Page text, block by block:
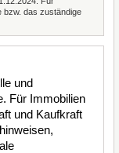
bzw. das zuständige
und
Für Immobilien
und Kaufkraft